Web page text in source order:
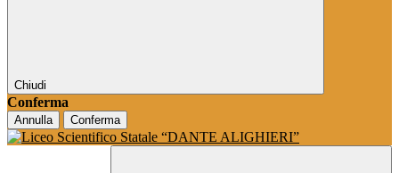
Chiudi
Conferma
Annulla Conferma